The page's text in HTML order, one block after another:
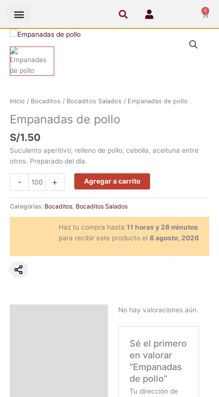
contenido
0
Cart
Inicio / Bocaditos / Bocaditos Salados / Empanadas de pollo
Empanadas de pollo
S/1.50
Suculento aperitivo, relleno de pollo, cebolla, aceituna entre
otros. Preparado del día.
-
Empanadas
pollo
cantidad
+ Agregar a carrito
Categorías: Bocaditos Bocaditos Salados
Haz tu compra hasta 11 horas y 28 minutos
para recibir este producto el 8 agosto, 2026
No hay valoraciones aún.
Sé el primero
en valorar
“Empanadas
de pollo”
Tu dirección de